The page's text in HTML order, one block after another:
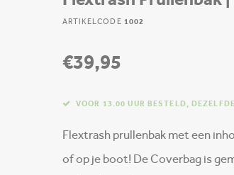
ARTIKELCODE 1002
€39,95
VOOR 13.00 UUR BESTELD,
Flextrash prullenbak met een
of op je boot! De Coverbag is